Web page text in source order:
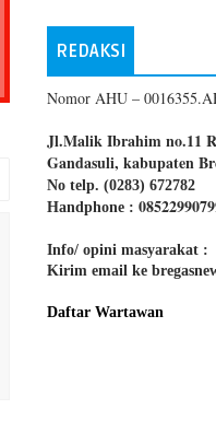
REDAKSI
Nomor AHU –
Jl.Malik Ibrahim no.11
Gandasuli, kabupaten
No telp. (0283) 672782
Handphone :
Info/ opini masyarakat :
Kirim email ke
Daftar Wartawan